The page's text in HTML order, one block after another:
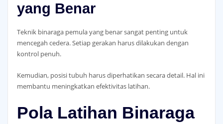
yang Benar
Teknik binaraga pemula yang benar sangat penting untuk
mencegah cedera. Setiap gerakan harus dilakukan dengan
kontrol penuh.
Kemudian, posisi tubuh harus diperhatikan secara detail. Hal ini
membantu meningkatkan efektivitas latihan.
Pola Latihan Binaraga